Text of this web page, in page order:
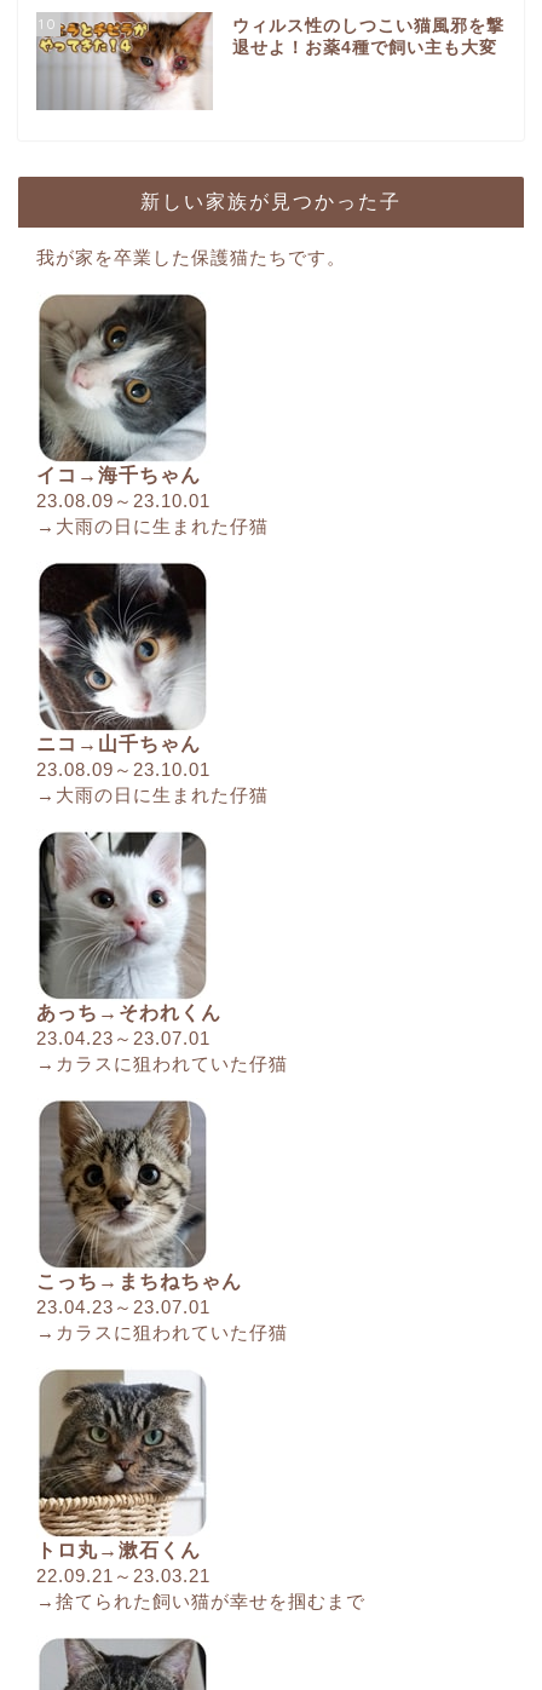
10
ウィルス性のしつこい猫風邪を撃
退せよ！お薬4種で飼い主も大変
新しい家族が見つかった子
我が家を卒業した保護猫たちです。
イコ→海千ちゃん
23.08.09～23.10.01
→大雨の日に生まれた仔猫
ニコ→山千ちゃん
23.08.09～23.10.01
→大雨の日に生まれた仔猫
あっち→そわれくん
23.04.23～23.07.01
→カラスに狙われていた仔猫
こっち→まちねちゃん
23.04.23～23.07.01
→カラスに狙われていた仔猫
トロ丸→漱石くん
22.09.21～23.03.21
→捨てられた飼い猫が幸せを掴むまで